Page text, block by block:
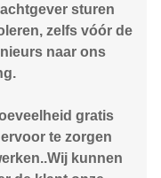
sturen
zelfs vóór de
naar ons
gratis
te zorgen
kunnen